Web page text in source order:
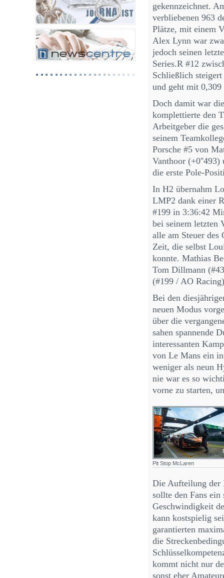
gekennzeichnet.
verbliebenen 963
Plätze, mit einem
Alex Lynn war
jedoch seinen
Series.R #12
Schließlich
und geht mit
Doch damit war
komplettierte den
Arbeitgeber die
seinem
Porsche #5 von
Vanthoor (+0''493)
die erste Pole-
In H2 übernahm
LMP2 dank einer
#199 in 3:36:42
bei seinem letzten
alle am Steuer
Zeit, die selbst
konnte. Mathias
Tom Dillmann
(#199 / AO
Bei den
neuen Modus
über die
sahen spannende
interessanten
von Le Mans ein
weniger als neun
nie war es so
vorne zu starten,
Pit Stop McLaren
Die Aufteilung der
sollte den Fans ein
Geschwindigkeit
kann kostspielig
garantierten
die
kommt nicht nur
sonst eher